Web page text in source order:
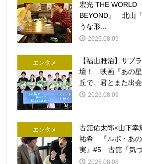
宏光 THE WORLD
BEYOND』 北山
うな形...
2026.08.09
エンタメ
【福山雅治】サプ
壇！ 映画『あの星
丘で、君とまた出
2026.08.09
エンタメ
古舘佑太郎×山下幸
祐希 『ルポ・あ
実』#5 古舘「気
2026.08.08